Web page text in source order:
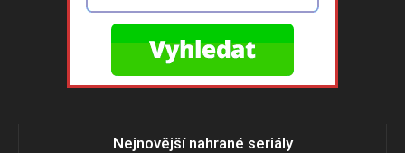
Nejnovější nahrané seriály